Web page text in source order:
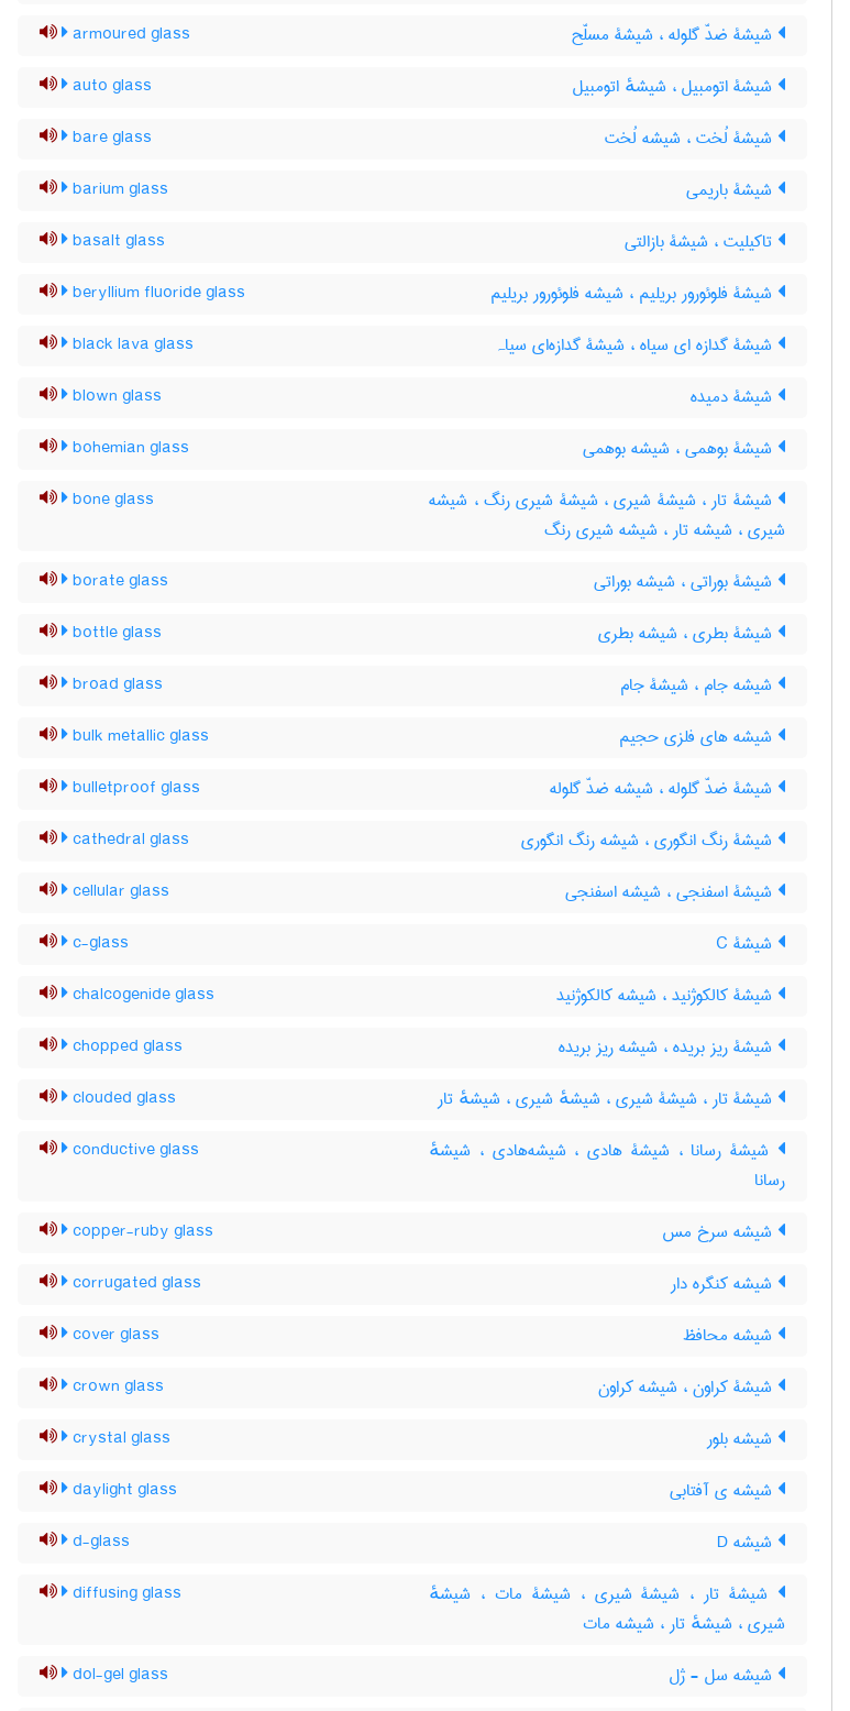
شیشۀ ضدّ گلوله ، شیشۀ مسلّح armoured glass
شیشۀ اتومبیل ، شیشهٔ اتومبیل auto glass
شیشۀ لُخت ، شیشه لُخت bare glass
شیشۀ باریمی barium glass
تاکیلیت ، شیشۀ بازالتی basalt glass
شیشۀ فلوئورور بریلیم ، شیشه فلوئورور بریلیم beryllium fluoride glass
شیشۀ گدازه ای سیاه ، شیشۀ گدازه‌ای سیاہ black lava glass
شیشۀ دمیده blown glass
شیشۀ بوهمی ، شیشه بوهمی bohemian glass
شیشۀ تار ، شیشۀ شیری ، شیشۀ شیری رنگ ، شیشه
شیری ، شیشه تار ، شیشه شیری رنگ
bone glass
شیشۀ بوراتی ، شیشه بوراتی borate glass
شیشۀ بطری ، شیشه بطری bottle glass
شیشه جام ، شیشۀ جام broad glass
شیشه های فلزی حجیم bulk metallic glass
شیشۀ ضدّ گلوله ، شیشه ضدّ گلوله bulletproof glass
شیشۀ رنگ انگوری ، شیشه رنگ انگوری cathedral glass
شیشۀ اسفنجی ، شیشه اسفنجی cellular glass
شیشۀ C c-glass
شیشۀ کالکوژنید ، شیشه کالکوژنید chalcogenide glass
شیشۀ ریز بریده ، شیشه ریز بریده chopped glass
شیشۀ تار ، شیشۀ شیری ، شیشهٔ شیری ، شیشهٔ تار clouded glass
شیشۀ رسانا ، شیشۀ هادی ، شیشه‌هادی ، شیشهٔ
رسانا
conductive glass
شیشه سرخ مس copper-ruby glass
شیشه کنگره دار corrugated glass
شیشه محافظ cover glass
شیشۀ کراون ، شیشه کراون crown glass
شیشه بلور crystal glass
شیشه ی آفتابی daylight glass
شیشه D d-glass
شیشۀ تار ، شیشۀ شیری ، شیشۀ مات ، شیشهٔ
شیری ، شیشهٔ تار ، شیشه مات
diffusing glass
شیشه سل - ژل dol-gel glass